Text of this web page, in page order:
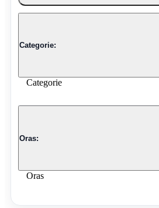
Categorie:
Categorie
Oras:
Oras